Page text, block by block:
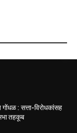
: सत्ता-विरोधकांसह
तहकूब